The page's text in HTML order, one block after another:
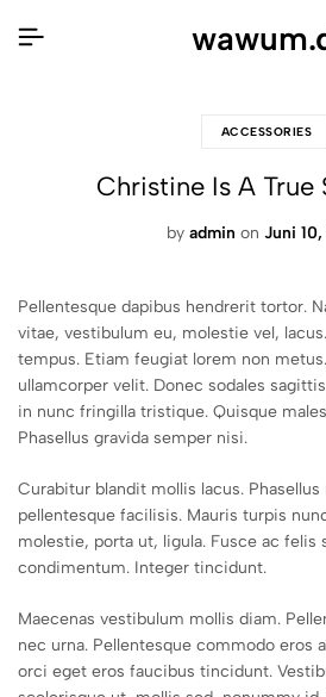
ACCESSORIES
Christine Is A True
by admin on Juni
Pellentesque dapibus hendrerit tortor.
vitae, vestibulum eu, molestie vel,
tempus. Etiam feugiat lorem non
ullamcorper velit. Donec sodales
in nunc fringilla tristique. Quisque
Phasellus gravida semper nisi.
Curabitur blandit mollis lacus.
pellentesque facilisis. Mauris turpis
molestie, porta ut, ligula. Fusce ac felis
condimentum. Integer tincidunt.
Maecenas vestibulum mollis diam.
nec urna. Pellentesque commodo eros
orci eget eros faucibus tincidunt.